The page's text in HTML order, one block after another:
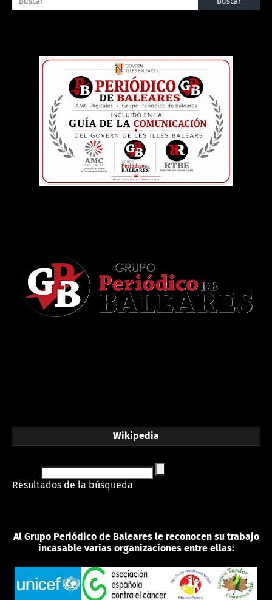
Wikipedia
Resultados de la búsqueda
Al Grupo Periódico de Baleares le reconocen su trabajo
incasable varias organizaciones entre ellas: